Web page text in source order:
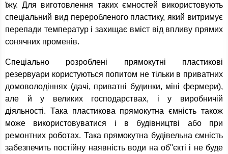
їжу. Для виготовлення таких ємностей використовують
спеціальний вид переробленого пластику, який витримує
перепади температур і захищає вміст від впливу прямих
сонячних променів.
Спеціально розроблені прямокутні пластикові
резервуари користуються попитом не тільки в приватних
домоволодіннях (дачі, приватні будинки, міні фермери),
але й у великих господарствах, і у виробничій
діяльності. Така пластикова прямокутна ємність також
може використовуватися і в будівництві або при
ремонтних роботах. Така прямокутна будівельна ємність
забезпечить постійну наявність води на об''єкті і не буде